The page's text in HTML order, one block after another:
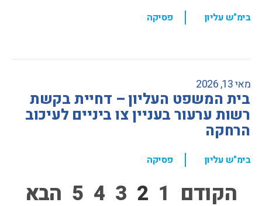
בימ"ש עליון , פסיקה
מאי 13, 2026
בית המשפט העליון – דחיית בקשת
רשות ערעור בעניין צו ביניים לעיכוב
הרחקה
בימ"ש עליון , פסיקה
הקודם 1
2
3
4
5 הבא